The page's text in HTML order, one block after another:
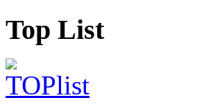
Top List